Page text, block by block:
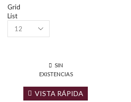
Grid
List
per
SIN
EXISTENCIAS
VISTA RÁPIDA